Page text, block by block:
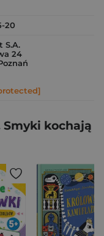
20
S.A.
24
kochają